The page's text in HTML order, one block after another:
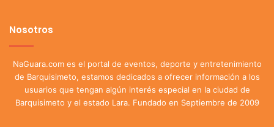
Nosotros
NaGuara.com es el portal de eventos, deporte y entretenimiento
de Barquisimeto, estamos dedicados a ofrecer información a los
usuarios que tengan algún interés especial en la ciudad de
Barquisimeto y el estado Lara. Fundado en Septiembre de 2009